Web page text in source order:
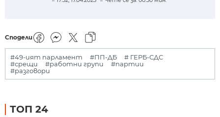
Сподели
#49-ият парламент #ПП-ДБ
# ГЕРБ-СДС
#срещи
#работни групи
#партии
#разговори
ТОП 24